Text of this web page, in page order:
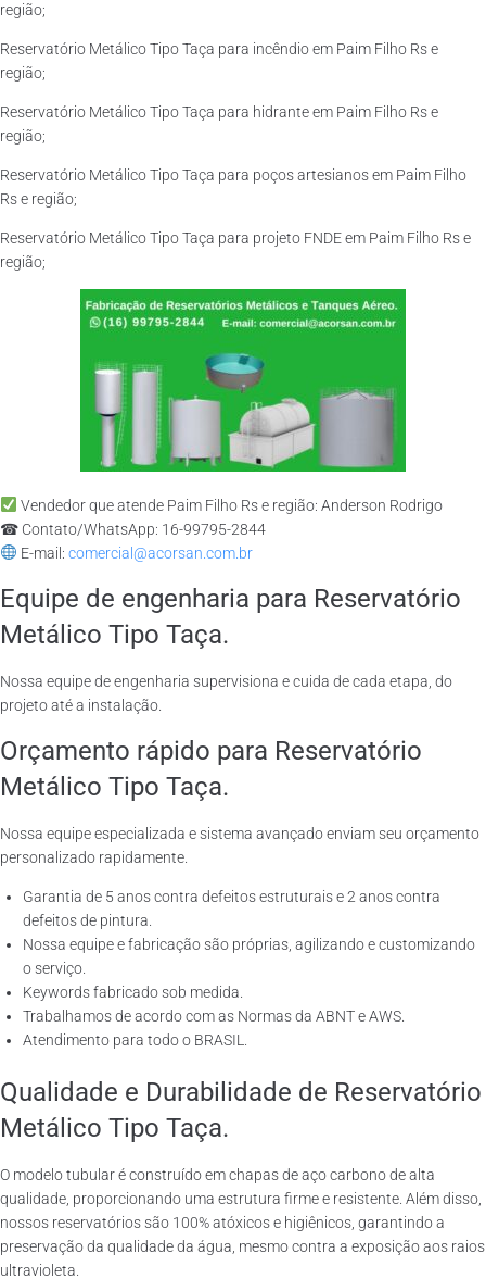
região;
Reservatório Metálico Tipo Taça para incêndio em Paim Filho Rs e
região;
Reservatório Metálico Tipo Taça para hidrante em Paim Filho Rs e
região;
Reservatório Metálico Tipo Taça para poços artesianos em Paim Filho
Rs e região;
Reservatório Metálico Tipo Taça para projeto FNDE em Paim Filho Rs e
região;
Vendedor que atende Paim Filho Rs e região: Anderson Rodrigo
☎ Contato/WhatsApp: 16-99795-2844
E-mail: comercial@acorsan.com.br
Equipe de engenharia para Reservatório
Metálico Tipo Taça.
Nossa equipe de engenharia supervisiona e cuida de cada etapa, do
projeto até a instalação.
Orçamento rápido para Reservatório
Metálico Tipo Taça.
Nossa equipe especializada e sistema avançado enviam seu orçamento
personalizado rapidamente.
Garantia de 5 anos contra defeitos estruturais e 2 anos contra
defeitos de pintura.
Nossa equipe e fabricação são próprias, agilizando e customizando
o serviço.
Keywords fabricado sob medida.
Trabalhamos de acordo com as Normas da ABNT e AWS.
Atendimento para todo o BRASIL.
Qualidade e Durabilidade de Reservatório
Metálico Tipo Taça.
O modelo tubular é construído em chapas de aço carbono de alta
qualidade, proporcionando uma estrutura firme e resistente. Além disso,
nossos reservatórios são 100% atóxicos e higiênicos, garantindo a
preservação da qualidade da água, mesmo contra a exposição aos raios
ultravioleta.